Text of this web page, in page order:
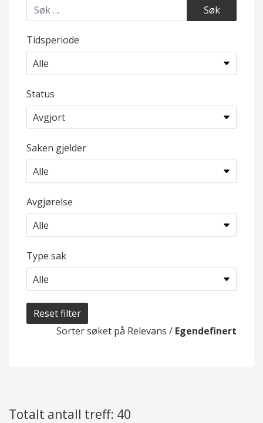
Tidsperiode
Status
Saken gjelder
Avgjørelse
Type sak
Reset filter
Sorter søket på Relevans / Egendefinert
Totalt antall treff: 40